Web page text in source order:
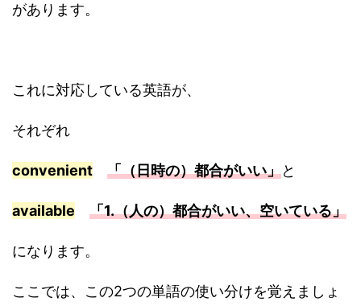
があります。
これに対応している英語が、
それぞれ
convenient 「（日時の）都合がいい」と
available 「1.（人の）都合がいい、空いている」
になります。
ここでは、この2つの単語の使い分けを覚えましょ